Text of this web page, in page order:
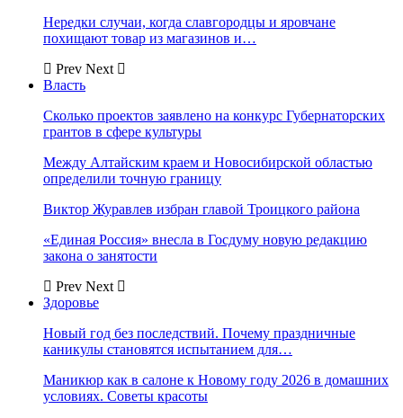
Нередки случаи, когда славгородцы и яровчане
похищают товар из магазинов и…
Prev Next
Власть
Сколько проектов заявлено на конкурс Губернаторских
грантов в сфере культуры
Между Алтайским краем и Новосибирской областью
определили точную границу
Виктор Журавлев избран главой Троицкого района
«Единая Россия» внесла в Госдуму новую редакцию
закона о занятости
Prev Next
Здоровье
Новый год без последствий. Почему праздничные
каникулы становятся испытанием для…
Маникюр как в салоне к Новому году 2026 в домашних
условиях. Советы красоты